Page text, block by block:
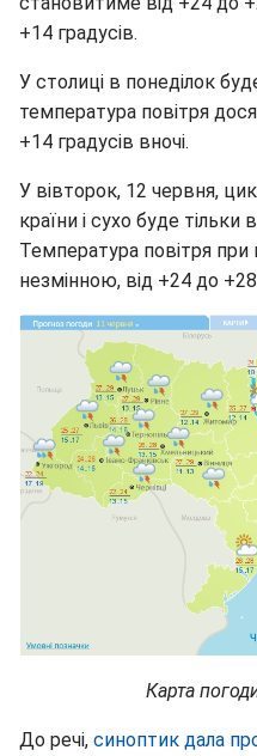
+14 градусів.
У столиці в понеділок
температура повітря
+14 градусів вночі.
У вівторок, 12 червня,
країни і сухо буде тільки
Температура повітря
незмінною, від +24 до +28
Карта
До речі, синоптик дала